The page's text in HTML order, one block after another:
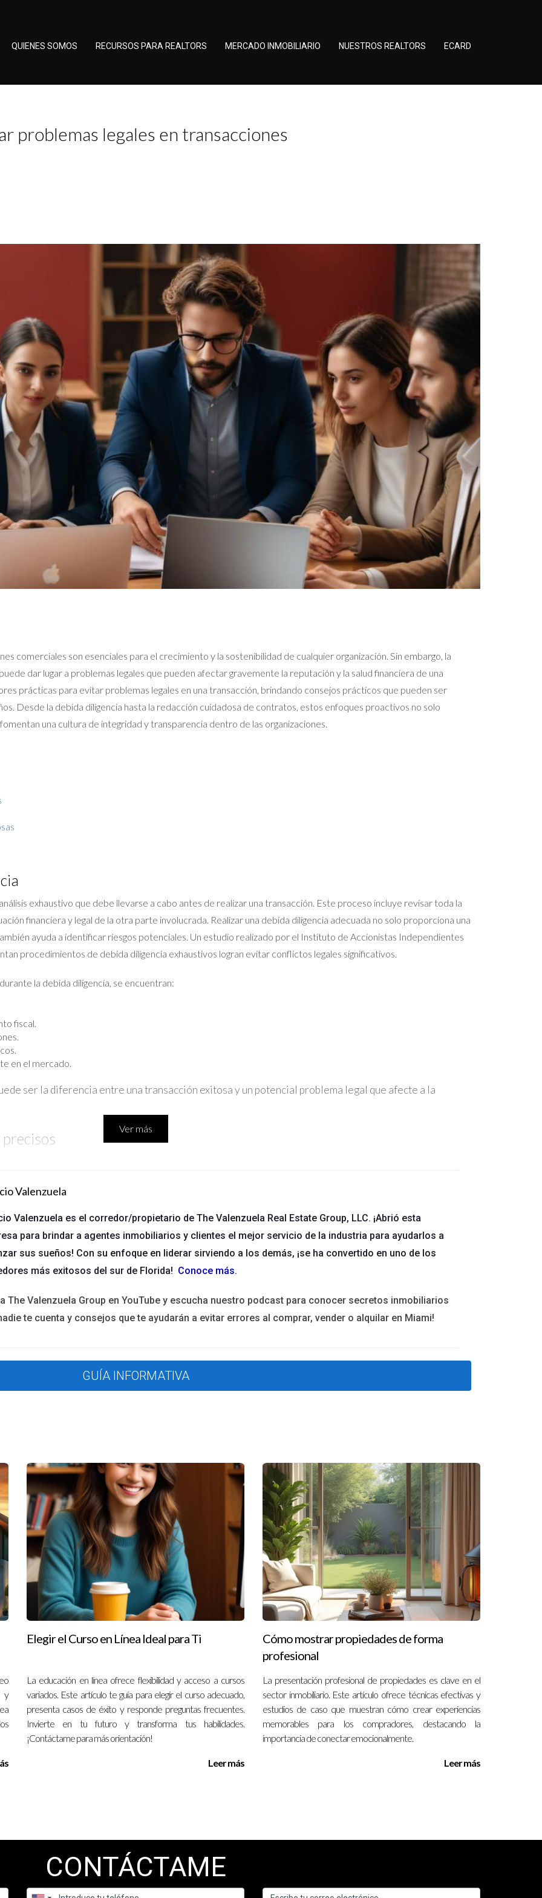
QUIENES SOMOS RECURSOS PARA REALTORS MERCADO INMOBILIARIO NUESTROS REALTORS ECARD
problemas legales en transacciones
comerciales son esenciales para el crecimiento y la sostenibilidad de cualquier organización. Sin embargo, la
dar lugar a problemas legales que pueden afectar gravemente la reputación y la salud financiera de una
prácticas para evitar problemas legales en una transacción, brindando consejos prácticos que pueden ser
Desde la debida diligencia hasta la redacción cuidadosa de contratos, estos enfoques proactivos no solo
una cultura de integridad y transparencia dentro de las organizaciones.
exhaustivo que debe llevarse a cabo antes de realizar una transacción. Este proceso incluye revisar toda la
financiera y legal de la otra parte involucrada. Realizar una debida diligencia adecuada no solo proporciona una
ayuda a identificar riesgos potenciales. Un estudio realizado por el Instituto de Accionistas Independientes
procedimientos de debida diligencia exhaustivos logran evitar conflictos legales significativos.
la debida diligencia, se encuentran:
fiscal.
en el mercado.
ser la diferencia entre una transacción exitosa y un potencial problema legal que afecte a la
del acuerdo y proporciona un marco que facilita la resolución de disputas. Es fundamental incluir cláusulas que
y derechos específicos de las partes. Además, se debe evitar el uso de jerga legal compleja, ya que esto
cualquier contrato antes de que se firme. Esto garantiza que todos los aspectos legales sean considerados y
menciona que el 75% de las disputas legales provienen de malentendidos en la interpretación de contratos. Por
sólidos es esencial para prevenir problemas legales.
normativas
otro aspecto crítico que las organizaciones deben abordar para evitar problemas legales durante las
sobre las leyes que rigen sus operaciones y que se comprometan a cumplir con ellas.
internos que aseguren el cumplimiento de regulaciones. Algunas prácticas recomendadas incluyen:
los empleados puedan hacer preguntas o reportar problemas relacionados con el cumplimiento.
de integridad, sino que también es un importante factor que puede evitar problemas legales. Las empresas
ser transparentes y justas. Esto implica ser honestos sobre las capacidades, limitaciones y expectativas que se
dar lugar a reclamaciones legales y dañar la reputación de la empresa.
verbales y compromisos realizados durante las negociaciones, ya que estos pueden convertirse en un punto de
Adoptar un enfoque de negociación ética no solo minimiza el riesgo de conflictos legales, sino que también
exitosas
prácticas puede prevenir problemas legales, aquí se presentan tres ejemplos de estudios de caso:
que realizó un exhaustivo proceso de debida diligencia antes de adquirir a una startup emergente. Este análisis
intelectual que fueron resolvibles antes de cerrar la transacción, evitando así litigios costosos en el
que implementó una nueva política de capacitación en cumplimiento normativo. Esta iniciativa resultó en
demostrando que la educación puede ser una poderosa herramienta para la prevención de problemas
que, a través de la redacción clara de contratos y la documentación meticulosa de negociaciones, pudo
importante?
Ver más
Valenzuela
Valenzuela es el corredor/propietario de The Valenzuela Real Estate Group, LLC. ¡Abrió esta
para brindar a agentes inmobiliarios y clientes el mejor servicio de la industria para ayudarlos a
sus sueños! Con su enfoque en liderar sirviendo a los demás, ¡se ha convertido en uno de los
más exitosos del sur de Florida! Conoce más.
The Valenzuela Group en YouTube y escucha nuestro podcast para conocer secretos inmobiliarios
te cuenta y consejos que te ayudarán a evitar errores al comprar, vender o alquilar en Miami!
GUÍA INFORMATIVA
y
Elegir el Curso en Línea Ideal para Ti
La educación en línea ofrece flexibilidad y acceso a cursos
variados. Este artículo te guía para elegir el curso adecuado,
presenta casos de éxito y responde preguntas frecuentes.
Invierte en tu futuro y transforma tus habilidades.
¡Contáctame para más orientación!
Leer más
Cómo mostrar propiedades de forma
profesional
La presentación profesional de propiedades es clave en el
sector inmobiliario. Este artículo ofrece técnicas efectivas y
estudios de caso que muestran cómo crear experiencias
memorables para los compradores, destacando la
importancia de conectar emocionalmente.
Leer más
CONTÁCTAME